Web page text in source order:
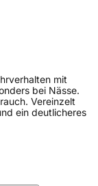
mit
bei Nässe.
Vereinzelt
ein deutlicheres